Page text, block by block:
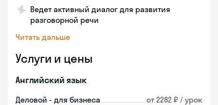
Ведет активный диалог для развития
разговорной речи
Читать дальше
Услуги и цены
Английский язык
Деловой - для бизнеса от 2282 ₽ / урок